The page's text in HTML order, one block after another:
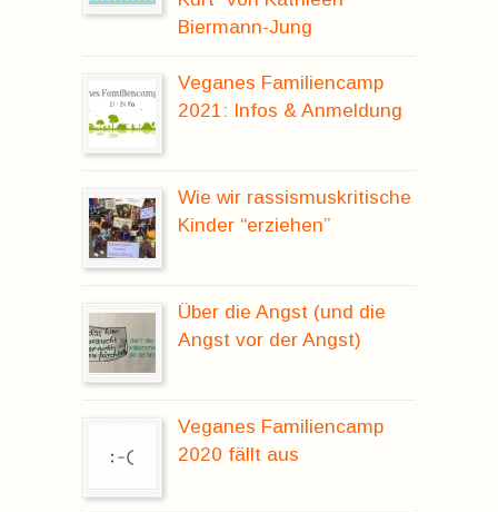
Biermann-Jung
Veganes Familiencamp
2021: Infos & Anmeldung
Wie wir rassismuskritische
Kinder “erziehen”
Über die Angst (und die
Angst vor der Angst)
Veganes Familiencamp
2020 fällt aus